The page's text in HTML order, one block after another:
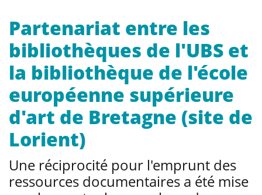
Partenariat entre les
bibliothèques de l'UBS et
la bibliothèque de l'école
européenne supérieure
d'art de Bretagne (site de
Lorient)
Une réciprocité pour l'emprunt des
ressources documentaires a été mise